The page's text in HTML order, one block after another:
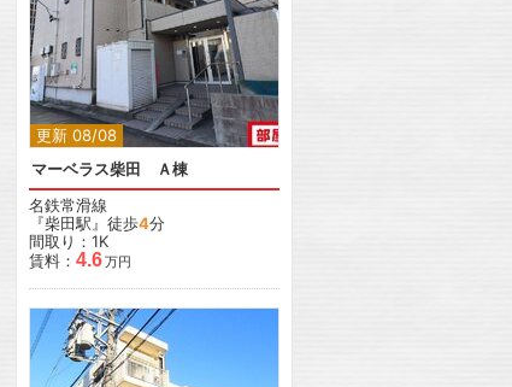
更新 08/08
マーベラス柴田 Ａ棟
名鉄常滑線
『柴田駅』徒歩4分
間取り：1K
賃料： 4.6万円